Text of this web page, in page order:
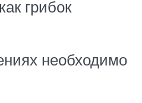
грибок
необходимо